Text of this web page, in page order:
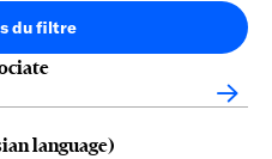
du filtre
language)